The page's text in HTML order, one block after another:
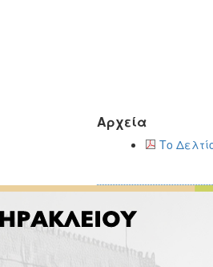
Αρχεία
Το